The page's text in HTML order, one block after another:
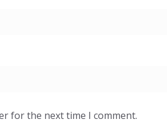
for the next time I comment.